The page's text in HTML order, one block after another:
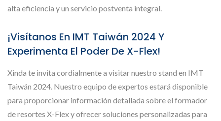
alta eficiencia y un servicio postventa integral.
¡Visítanos En IMT Taiwán 2024 Y
Experimenta El Poder De X-Flex!
Xinda te invita cordialmente a visitar nuestro stand en IMT
Taiwán 2024. Nuestro equipo de expertos estará disponible
para proporcionar información detallada sobre el formador
de resortes X-Flex y ofrecer soluciones personalizadas para